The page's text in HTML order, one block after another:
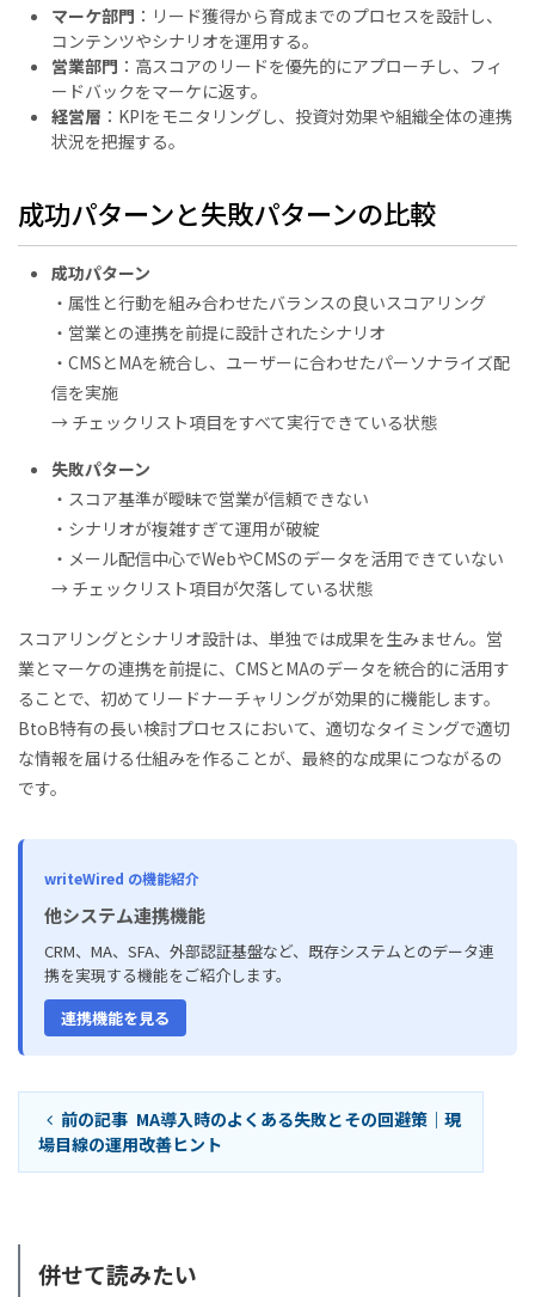
マーケ部門 ：リード獲得から育成までのプロセスを設計し、
コンテンツやシナリオを運用する。
営業部門 ：高スコアのリードを優先的にアプローチし、フィ
ードバックをマーケに返す。
経営層 ：KPIをモニタリングし、投資対効果や組織全体の連携
状況を把握する。
成功パターンと失敗パターンの比較
成功パターン
・属性と行動を組み合わせたバランスの良いスコアリング
・営業との連携を前提に設計されたシナリオ
・CMSとMAを統合し、ユーザーに合わせたパーソナライズ配
信を実施
→ チェックリスト項目をすべて実行できている状態
失敗パターン
・スコア基準が曖昧で営業が信頼できない
・シナリオが複雑すぎて運用が破綻
・メール配信中心でWebやCMSのデータを活用できていない
→ チェックリスト項目が欠落している状態
スコアリングとシナリオ設計は、単独では成果を生みません。営
業とマーケの連携を前提に、CMSとMAのデータを統合的に活用す
ることで、初めてリードナーチャリングが効果的に機能します。
BtoB特有の長い検討プロセスにおいて、適切なタイミングで適切
な情報を届ける仕組みを作ることが、最終的な成果につながるの
です。
writeWired の機能紹介
他システム連携機能
CRM、MA、SFA、外部認証基盤など、既存システムとのデータ連
携を実現する機能をご紹介します。
連携機能を見る
前の記事 MA導入時のよくある失敗とその回避策｜現
場目線の運用改善ヒント
併せて読みたい